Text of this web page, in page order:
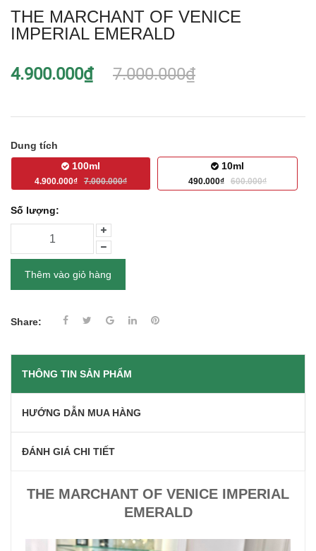
THE MARCHANT OF VENICE
IMPERIAL EMERALD
4.900.000₫ 7.000.000₫
Dung tích
100ml
4.900.000₫ 7.000.000₫
10ml
490.000₫ 600.000₫
Số lượng:
Thêm vào giỏ hàng
Share:
THÔNG TIN SẢN PHẨM
HƯỚNG DẪN MUA HÀNG
ĐÁNH GIÁ CHI TIẾT
THE MARCHANT OF VENICE IMPERIAL
EMERALD